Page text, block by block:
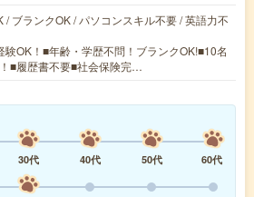
/ ブランクOK / パソコンスキル不要 / 英語力不
験OK！■年齢・学歴不問！ブランクOK!■10名
■履歴書不要■社会保険完…
30代 40代 50代
60代